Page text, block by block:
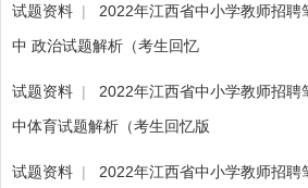
试题资料 |
2022年江西省中小学教师招聘
中 政治试题解析（考生回忆
试题资料 |
2022年江西省中小学教师招聘
中体育试题解析（考生回忆版
试题资料 |
2022年江西省中小学教师招聘